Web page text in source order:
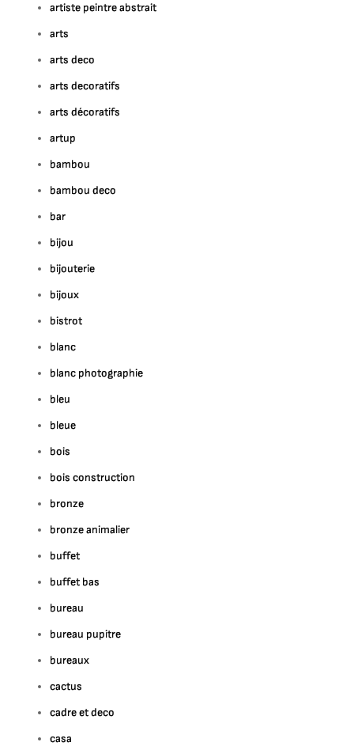
artiste peintre abstrait
arts
arts deco
arts decoratifs
arts décoratifs
artup
bambou
bambou deco
bar
bijou
bijouterie
bijoux
bistrot
blanc
blanc photographie
bleu
bleue
bois
bois construction
bronze
bronze animalier
buffet
buffet bas
bureau
bureau pupitre
bureaux
cactus
cadre et deco
casa